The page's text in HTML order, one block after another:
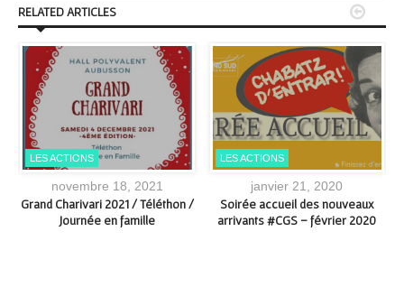
RELATED ARTICLES
LES ACTIONS
novembre 18, 2021
Grand Charivari 2021 / Téléthon /
Journée en famille
LES ACTIONS
janvier 21, 2020
Soirée accueil des nouveaux
arrivants #CGS – février 2020
